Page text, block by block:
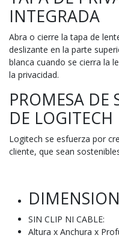
INTEGRADA
Abra o cierre la tapa de
deslizante en la parte
blanca cuando se cierra la
la privacidad.
PROMESA DE
DE LOGITECH
Logitech se esfuerza por
cliente, que sean
SIN CLIP NI CABLE:
Altura x Anchura x